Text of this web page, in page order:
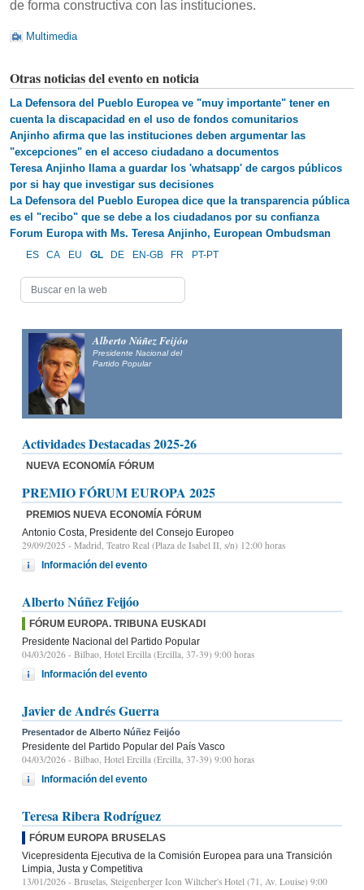
de forma constructiva con las instituciones.
Multimedia
Otras noticias del evento en noticia
La Defensora del Pueblo Europea ve "muy importante" tener en
cuenta la discapacidad en el uso de fondos comunitarios
Anjinho afirma que las instituciones deben argumentar las
"excepciones" en el acceso ciudadano a documentos
Teresa Anjinho llama a guardar los 'whatsapp' de cargos públicos
por si hay que investigar sus decisiones
La Defensora del Pueblo Europea dice que la transparencia pública
es el "recibo" que se debe a los ciudadanos por su confianza
Forum Europa with Ms. Teresa Anjinho, European Ombudsman
ES CA EU GL DE EN-GB FR PT-PT
Alberto Núñez Feijóo
Presidente Nacional del
Partido Popular
Actividades Destacadas 2025-26
NUEVA ECONOMÍA FÓRUM
PREMIO FÓRUM EUROPA 2025
PREMIOS NUEVA ECONOMÍA FÓRUM
Antonio Costa, Presidente del Consejo Europeo
29/09/2025 - Madrid, Teatro Real (Plaza de Isabel II, s/n) 12:00 horas
Información del evento
Alberto Núñez Feijóo
FÓRUM EUROPA. TRIBUNA EUSKADI
Presidente Nacional del Partido Popular
04/03/2026 - Bilbao, Hotel Ercilla (Ercilla, 37-39) 9:00 horas
Información del evento
Javier de Andrés Guerra
Presentador de Alberto Núñez Feijóo
Presidente del Partido Popular del País Vasco
04/03/2026 - Bilbao, Hotel Ercilla (Ercilla, 37-39) 9:00 horas
Información del evento
Teresa Ribera Rodríguez
FÓRUM EUROPA BRUSELAS
Vicepresidenta Ejecutiva de la Comisión Europea para una Transición
Limpia, Justa y Competitiva
13/01/2026 - Bruselas, Steigenberger Icon Wiltcher's Hotel (71, Av. Louise) 9:00